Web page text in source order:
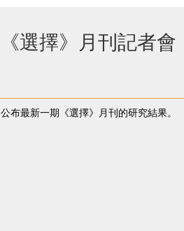
選擇》月刊記者會
布最新一期《選擇》月刊的研究結果。